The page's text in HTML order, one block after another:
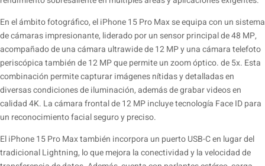
En el ámbito fotográfico, el iPhone 15 Pro Max se equipa con un sistema
de cámaras impresionante, liderado por un sensor principal de 48 MP,
acompañado de una cámara ultrawide de 12 MP y una cámara telefoto
periscópica también de 12 MP que permite un zoom óptico. de 5x. Esta
combinación permite capturar imágenes nítidas y detalladas en
diversas condiciones de iluminación, además de grabar videos en
calidad 4K. La cámara frontal de 12 MP incluye tecnología Face ID para
un reconocimiento facial seguro y preciso.
El iPhone 15 Pro Max también incorpora un puerto USB-C en lugar del
tradicional Lightning, lo que mejora la conectividad y la velocidad de